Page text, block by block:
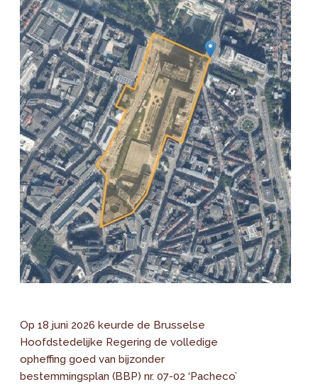
Op 18 juni 2026 keurde de Brusselse
Hoofdstedelijke Regering de volledige
opheffing goed van bijzonder
bestemmingsplan (BBP) nr. 07-02 ‘Pacheco’